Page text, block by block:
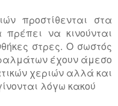
προστίθενται στα
να κινούνται
στρες. Ο σωστός
έχουν άμεσο
χεριών αλλά και
λόγω κακού